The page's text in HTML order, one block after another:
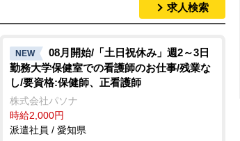
t
e
求人検索
NEW
08月開始/「土日祝休み」週2～3日
勤務大学保健室での看護師のお仕事/残業な
し/要資格:保健師、正看護師
株式会社パソナ
時給2,000円
派遣社員 / 愛知県